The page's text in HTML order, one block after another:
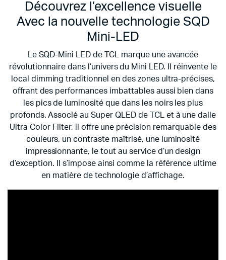
Découvrez l’excellence visuelle
Avec la nouvelle technologie SQD
Mini-LED
Le SQD-Mini LED de TCL marque une avancée
révolutionnaire dans l’univers du Mini LED. Il réinvente le
local dimming traditionnel en des zones ultra-précises,
offrant des performances imbattables aussi bien dans
les pics de luminosité que dans les noirs les plus
profonds. Associé au Super QLED de TCL et à une dalle
Ultra Color Filter, il offre une précision remarquable des
couleurs, un contraste maîtrisé, une luminosité
impressionnante, le tout au service d’un design
d’exception. Il s’impose ainsi comme la référence ultime
en matière de technologie d’affichage.